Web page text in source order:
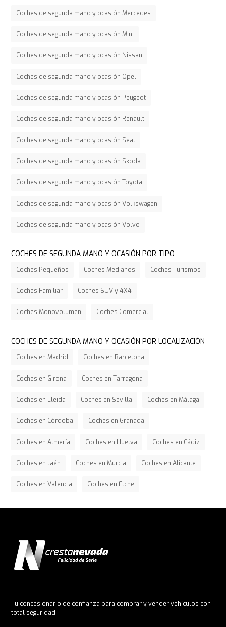
Coches de segunda mano y ocasión Mercedes
Coches de segunda mano y ocasión Mini
Coches de segunda mano y ocasión Nissan
Coches de segunda mano y ocasión Opel
Coches de segunda mano y ocasión Peugeot
Coches de segunda mano y ocasión Renault
Coches de segunda mano y ocasión Seat
Coches de segunda mano y ocasión Skoda
Coches de segunda mano y ocasión Toyota
Coches de segunda mano y ocasión Volkswagen
Coches de segunda mano y ocasión Volvo
COCHES DE SEGUNDA MANO Y OCASIÓN POR TIPO
Coches Pequeños Coches Medianos Coches Turismos
Coches Familiar Coches SUV y 4X4
Coches Monovolumen Coches Comercial
COCHES DE SEGUNDA MANO Y OCASIÓN POR LOCALIZACIÓN
Coches en Madrid Coches en Barcelona
Coches en Girona Coches en Tarragona
Coches en Lleida Coches en Sevilla Coches en Málaga
Coches en Córdoba Coches en Granada
Coches en Almería Coches en Huelva Coches en Cádiz
Coches en Jaén Coches en Murcia Coches en Alicante
Coches en Valencia Coches en Elche
Tu concesionario de confianza para comprar y vender vehículos con
total seguridad.